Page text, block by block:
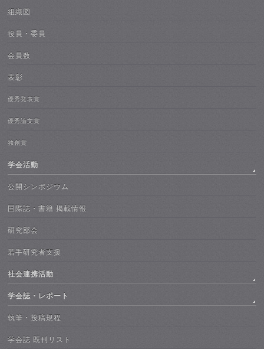
組織図
役員・委員
会員数
表彰
優秀発表賞
優秀論文賞
独創賞
学会活動
公開シンポジウム
国際誌・書籍 掲載情報
研究部会
若手研究者支援
社会連携活動
学会誌・レポート
執筆・投稿規程
学会誌 既刊リスト